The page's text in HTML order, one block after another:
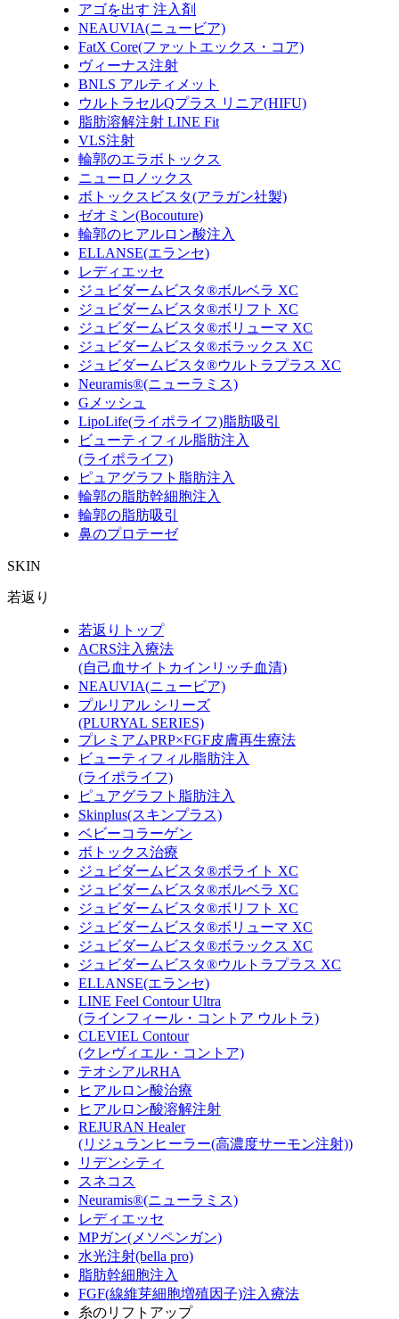
アゴを出す 注入剤
NEAUVIA(ニュービア)
FatX Core(ファットエックス・コア)
ヴィーナス注射
BNLS アルティメット
ウルトラセルQプラス リニア(HIFU)
脂肪溶解注射 LINE Fit
VLS注射
輪郭のエラボトックス
ニューロノックス
ボトックスビスタ(アラガン社製)
ゼオミン(Bocouture)
輪郭のヒアルロン酸注入
ELLANSE(エランセ)
レディエッセ
ジュビダームビスタ®ボルベラ XC
ジュビダームビスタ®ボリフト XC
ジュビダームビスタ®ボリューマ XC
ジュビダームビスタ®ボラックス XC
ジュビダームビスタ®ウルトラプラス XC
Neuramis®(ニューラミス)
Gメッシュ
LipoLife(ライポライフ)脂肪吸引
ビューティフィル脂肪注入
(ライポライフ)
ピュアグラフト脂肪注入
輪郭の脂肪幹細胞注入
輪郭の脂肪吸引
鼻のプロテーゼ
SKIN
若返り
若返りトップ
ACRS注入療法
(自己血サイトカインリッチ血清)
NEAUVIA(ニュービア)
プルリアル シリーズ
(PLURYAL SERIES)
プレミアムPRP×FGF皮膚再生療法
ビューティフィル脂肪注入
(ライポライフ)
ピュアグラフト脂肪注入
Skinplus(スキンプラス)
ベビーコラーゲン
ボトックス治療
ジュビダームビスタ®ボライト XC
ジュビダームビスタ®ボルベラ XC
ジュビダームビスタ®ボリフト XC
ジュビダームビスタ®ボリューマ XC
ジュビダームビスタ®ボラックス XC
ジュビダームビスタ®ウルトラプラス XC
ELLANSE(エランセ)
LINE Feel Contour Ultra
(ラインフィール・コントア ウルトラ)
CLEVIEL Contour
(クレヴィエル・コントア)
テオシアルRHA
ヒアルロン酸治療
ヒアルロン酸溶解注射
REJURAN Healer
(リジュランヒーラー(高濃度サーモン注射))
リデンシティ
スネコス
Neuramis®(ニューラミス)
レディエッセ
MPガン(メソペンガン)
水光注射(bella pro)
脂肪幹細胞注入
FGF(線維芽細胞増殖因子)注入療法
糸のリフトアップ